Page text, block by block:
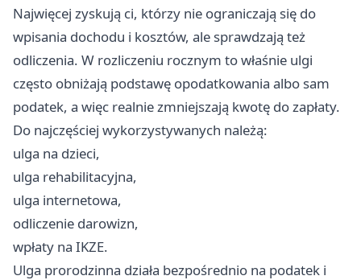
Najwięcej zyskują ci, którzy nie ograniczają się do
wpisania dochodu i kosztów, ale sprawdzają też
odliczenia. W rozliczeniu rocznym to właśnie ulgi
często obniżają podstawę opodatkowania albo sam
podatek, a więc realnie zmniejszają kwotę do zapłaty.
Do najczęściej wykorzystywanych należą:
ulga na dzieci,
ulga rehabilitacyjna,
ulga internetowa,
odliczenie darowizn,
wpłaty na IKZE.
Ulga prorodzinna działa bezpośrednio na podatek i